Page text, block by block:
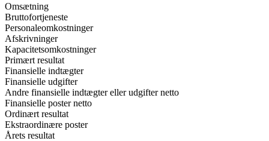
Omsætning
Bruttofortjeneste
Personaleomkostninger
Afskrivninger
Kapacitetsomkostninger
Primært resultat
Finansielle indtægter
Finansielle udgifter
Andre finansielle indtægter eller udgifter netto
Finansielle poster netto
Ordinært resultat
Ekstraordinære poster
Årets resultat